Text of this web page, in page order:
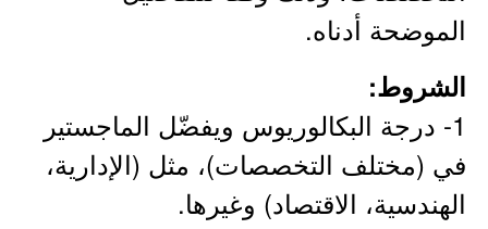
الموضحة أدناه.
الشروط:
1- درجة البكالوريوس ويفضّل الماجستير
في (مختلف التخصصات)، مثل (الإدارية،
الهندسية، الاقتصاد) وغيرها.